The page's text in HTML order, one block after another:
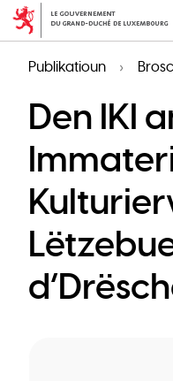
Skip
contentPublikatioun
Den IKI